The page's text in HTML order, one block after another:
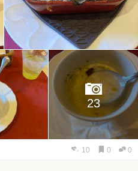
23
10 0 0